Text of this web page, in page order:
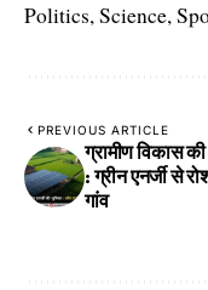
Politics, Science,
PREVIOUS ARTICLE
ग्रामीण विकास की
: ग्रीन एनर्जी से
गांव